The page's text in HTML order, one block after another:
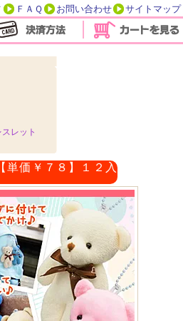
ＦＡＱ お問い合わせ サイトマップ
レット
単価￥７８】１２入